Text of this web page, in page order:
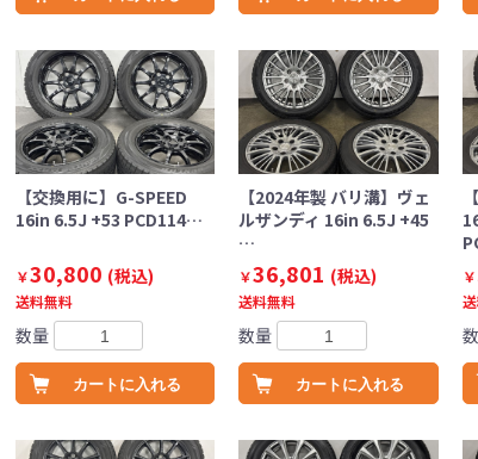
【交換用に】G-SPEED
16in 6.5J +53 PCD114…
￥30,800 (税込)
送料無料
数量
カートに入れる
【2024年製 バリ溝】ヴェ
ルザンディ 16in 6.5J +45
…
￥36,801 (税込)
送料無料
数量
カートに入れる
￥